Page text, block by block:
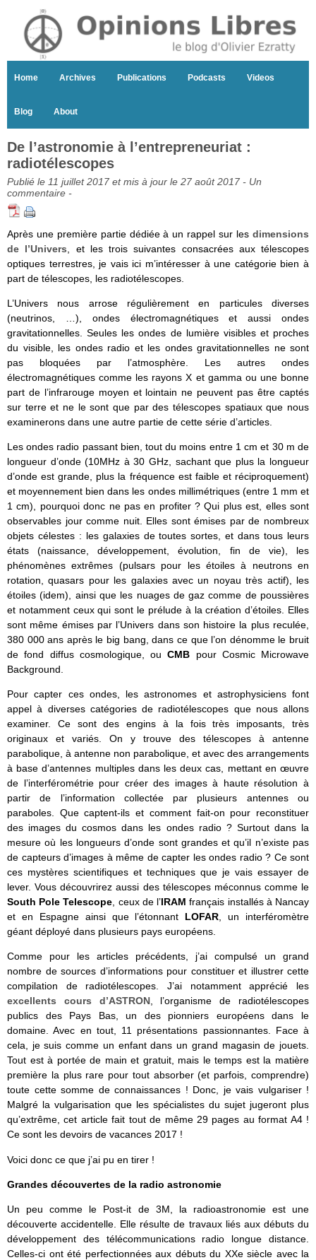
Home Archives Publications Podcasts Videos
Blog About
De l’astronomie à l’entrepreneuriat :
radiotélescopes
Publié le 11 juillet 2017 et mis à jour le 27 août 2017 - Un
commentaire -
Après une première partie dédiée à un rappel sur les dimensions
de l’Univers , et les trois suivantes consacrées aux télescopes
optiques terrestres, je vais ici m’intéresser à une catégorie bien à
part de télescopes, les radiotélescopes.
L’Univers nous arrose régulièrement en particules diverses
(neutrinos, …), ondes électromagnétiques et aussi ondes
gravitationnelles. Seules les ondes de lumière visibles et proches
du visible, les ondes radio et les ondes gravitationnelles ne sont
pas bloquées par l’atmosphère. Les autres ondes
électromagnétiques comme les rayons X et gamma ou une bonne
part de l’infrarouge moyen et lointain ne peuvent pas être captés
sur terre et ne le sont que par des télescopes spatiaux que nous
examinerons dans une autre partie de cette série d’articles.
Les ondes radio passant bien, tout du moins entre 1 cm et 30 m de
longueur d’onde (10MHz à 30 GHz, sachant que plus la longueur
d’onde est grande, plus la fréquence est faible et réciproquement)
et moyennement bien dans les ondes millimétriques (entre 1 mm et
1 cm), pourquoi donc ne pas en profiter ? Qui plus est, elles sont
observables jour comme nuit. Elles sont émises par de nombreux
objets célestes : les galaxies de toutes sortes, et dans tous leurs
états (naissance, développement, évolution, fin de vie), les
phénomènes extrêmes (pulsars pour les étoiles à neutrons en
rotation, quasars pour les galaxies avec un noyau très actif), les
étoiles (idem), ainsi que les nuages de gaz comme de poussières
et notamment ceux qui sont le prélude à la création d’étoiles. Elles
sont même émises par l’Univers dans son histoire la plus reculée,
380 000 ans après le big bang, dans ce que l’on dénomme le bruit
de fond diffus cosmologique, ouCMB pour Cosmic Microwave
Background.
Pour capter ces ondes, les astronomes et astrophysiciens font
appel à diverses catégories de radiotélescopes que nous allons
examiner. Ce sont des engins à la fois très imposants, très
originaux et variés. On y trouve des télescopes à antenne
parabolique, à antenne non parabolique, et avec des arrangements
à base d’antennes multiples dans les deux cas, mettant en œuvre
de l’interférométrie pour créer des images à haute résolution à
partir de l’information collectée par plusieurs antennes ou
paraboles. Que captent-ils et comment fait-on pour reconstituer
des images du cosmos dans les ondes radio ? Surtout dans la
mesure où les longueurs d’onde sont grandes et qu’il n’existe pas
de capteurs d’images à même de capter les ondes radio ? Ce sont
ces mystères scientifiques et techniques que je vais essayer de
lever. Vous découvrirez aussi des télescopes méconnus comme le
South Pole Telescope, ceux de l’IRAMfrançais installés à Nancay
et en Espagne ainsi que l’étonnant LOFAR, un interféromètre
géant déployé dans plusieurs pays européens.
Comme pour les articles précédents, j’ai compulsé un grand
nombre de sources d’informations pour constituer et illustrer cette
compilation de radiotélescopes. J’ai notamment apprécié les
excellents cours d’ASTRON, l’organisme de radiotélescopes
publics des Pays Bas, un des pionniers européens dans le
domaine. Avec en tout, 11 présentations passionnantes. Face à
cela, je suis comme un enfant dans un grand magasin de jouets.
Tout est à portée de main et gratuit, mais le temps est la matière
première la plus rare pour tout absorber (et parfois, comprendre)
toute cette somme de connaissances ! Donc, je vais vulgariser !
Malgré la vulgarisation que les spécialistes du sujet jugeront plus
qu’extrême, cet article fait tout de même 29 pages au format A4 !
Ce sont les devoirs de vacances 2017 !
Voici donc ce que j’ai pu en tirer !
Grandes découvertes de la radio astronomie
Un peu comme le Post-it de 3M, la radioastronomie est une
découverte accidentelle. Elle résulte de travaux liés aux débuts du
développement des télécommunications radio longue distance.
Celles-ci ont été perfectionnées aux débuts du XXe siècle avec la